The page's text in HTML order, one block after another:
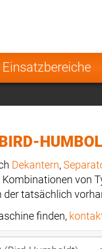
Einsatzbereiche
Norway
Dekantern,
von
der tatsächlich
finden,